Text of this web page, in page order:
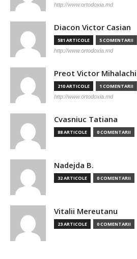
http://www.ortodoxia.md
Diacon Victor Casian
581 ARTICOLE 5 COMENTARII
http://www.ortodoxia.md
Preot Victor Mihalachi
210 ARTICOLE 1 COMENTARII
http://www.ortodoxia.md
Cvasniuc Tatiana
88 ARTICOLE 0 COMENTARII
Nadejda B.
32 ARTICOLE 0 COMENTARII
Vitalii Mereutanu
23 ARTICOLE 0 COMENTARII